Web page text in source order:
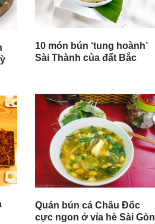
10 món bún ‘tung hoành’
Sài Thành của đất Bắc
Quán bún cá Châu Đốc
cực ngon ở vỉa hè Sài Gòn